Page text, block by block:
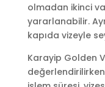
olmadan ikinci
yararlanabilir.
kapıda vizeyle
Karayip Golden